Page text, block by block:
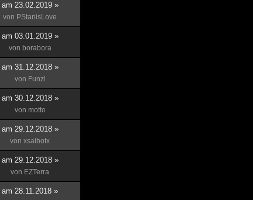
am 23.02.2019 »
von PStanisLove
am 03.01.2019 »
von borabora
am 31.12.2018 »
von Funzl
am 30.12.2018 »
von motto
am 29.12.2018 »
von xsaibotx
am 29.12.2018 »
von EZTerra
am 28.11.2018 »